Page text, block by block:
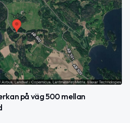
på väg 500 mellan